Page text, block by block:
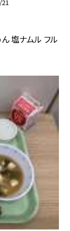
ん 塩ナムル フル